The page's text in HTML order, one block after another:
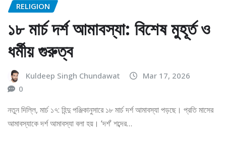
RELIGION
১৮ মার্চ দর্শ আমাবস্যা: বিশেষ মুহূর্ত ও
ধর্মীয় গুরুত্ব
Kuldeep Singh Chundawat
Mar 17, 2026
0
নতুন দিল্লি, মার্চ ১৭: হিন্দু পঞ্জিকানুসারে ১৮ মার্চ দর্শ আমাবস্যা পড়ছে। প্রতি মাসের
আমাবস্যাকে দর্শ আমাবস্যা বলা হয়। ‘দর্শ’ শব্দের…